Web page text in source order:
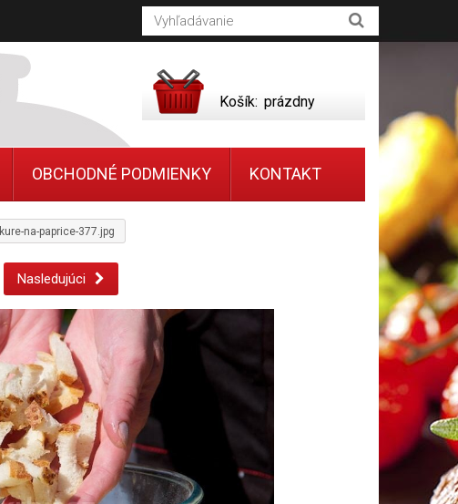
kure-na-paprice-377.jpg
Nasledujúci
Košík: prázdny
OBCHODNÉ PODMIENKY KONTAKT